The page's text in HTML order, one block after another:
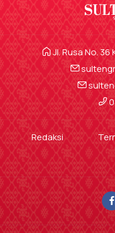
Jl. Rusa No.
Redaksi